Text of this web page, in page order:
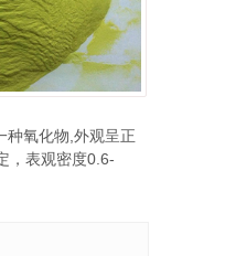
种氧化物,外观呈正
，表观密度0.6-